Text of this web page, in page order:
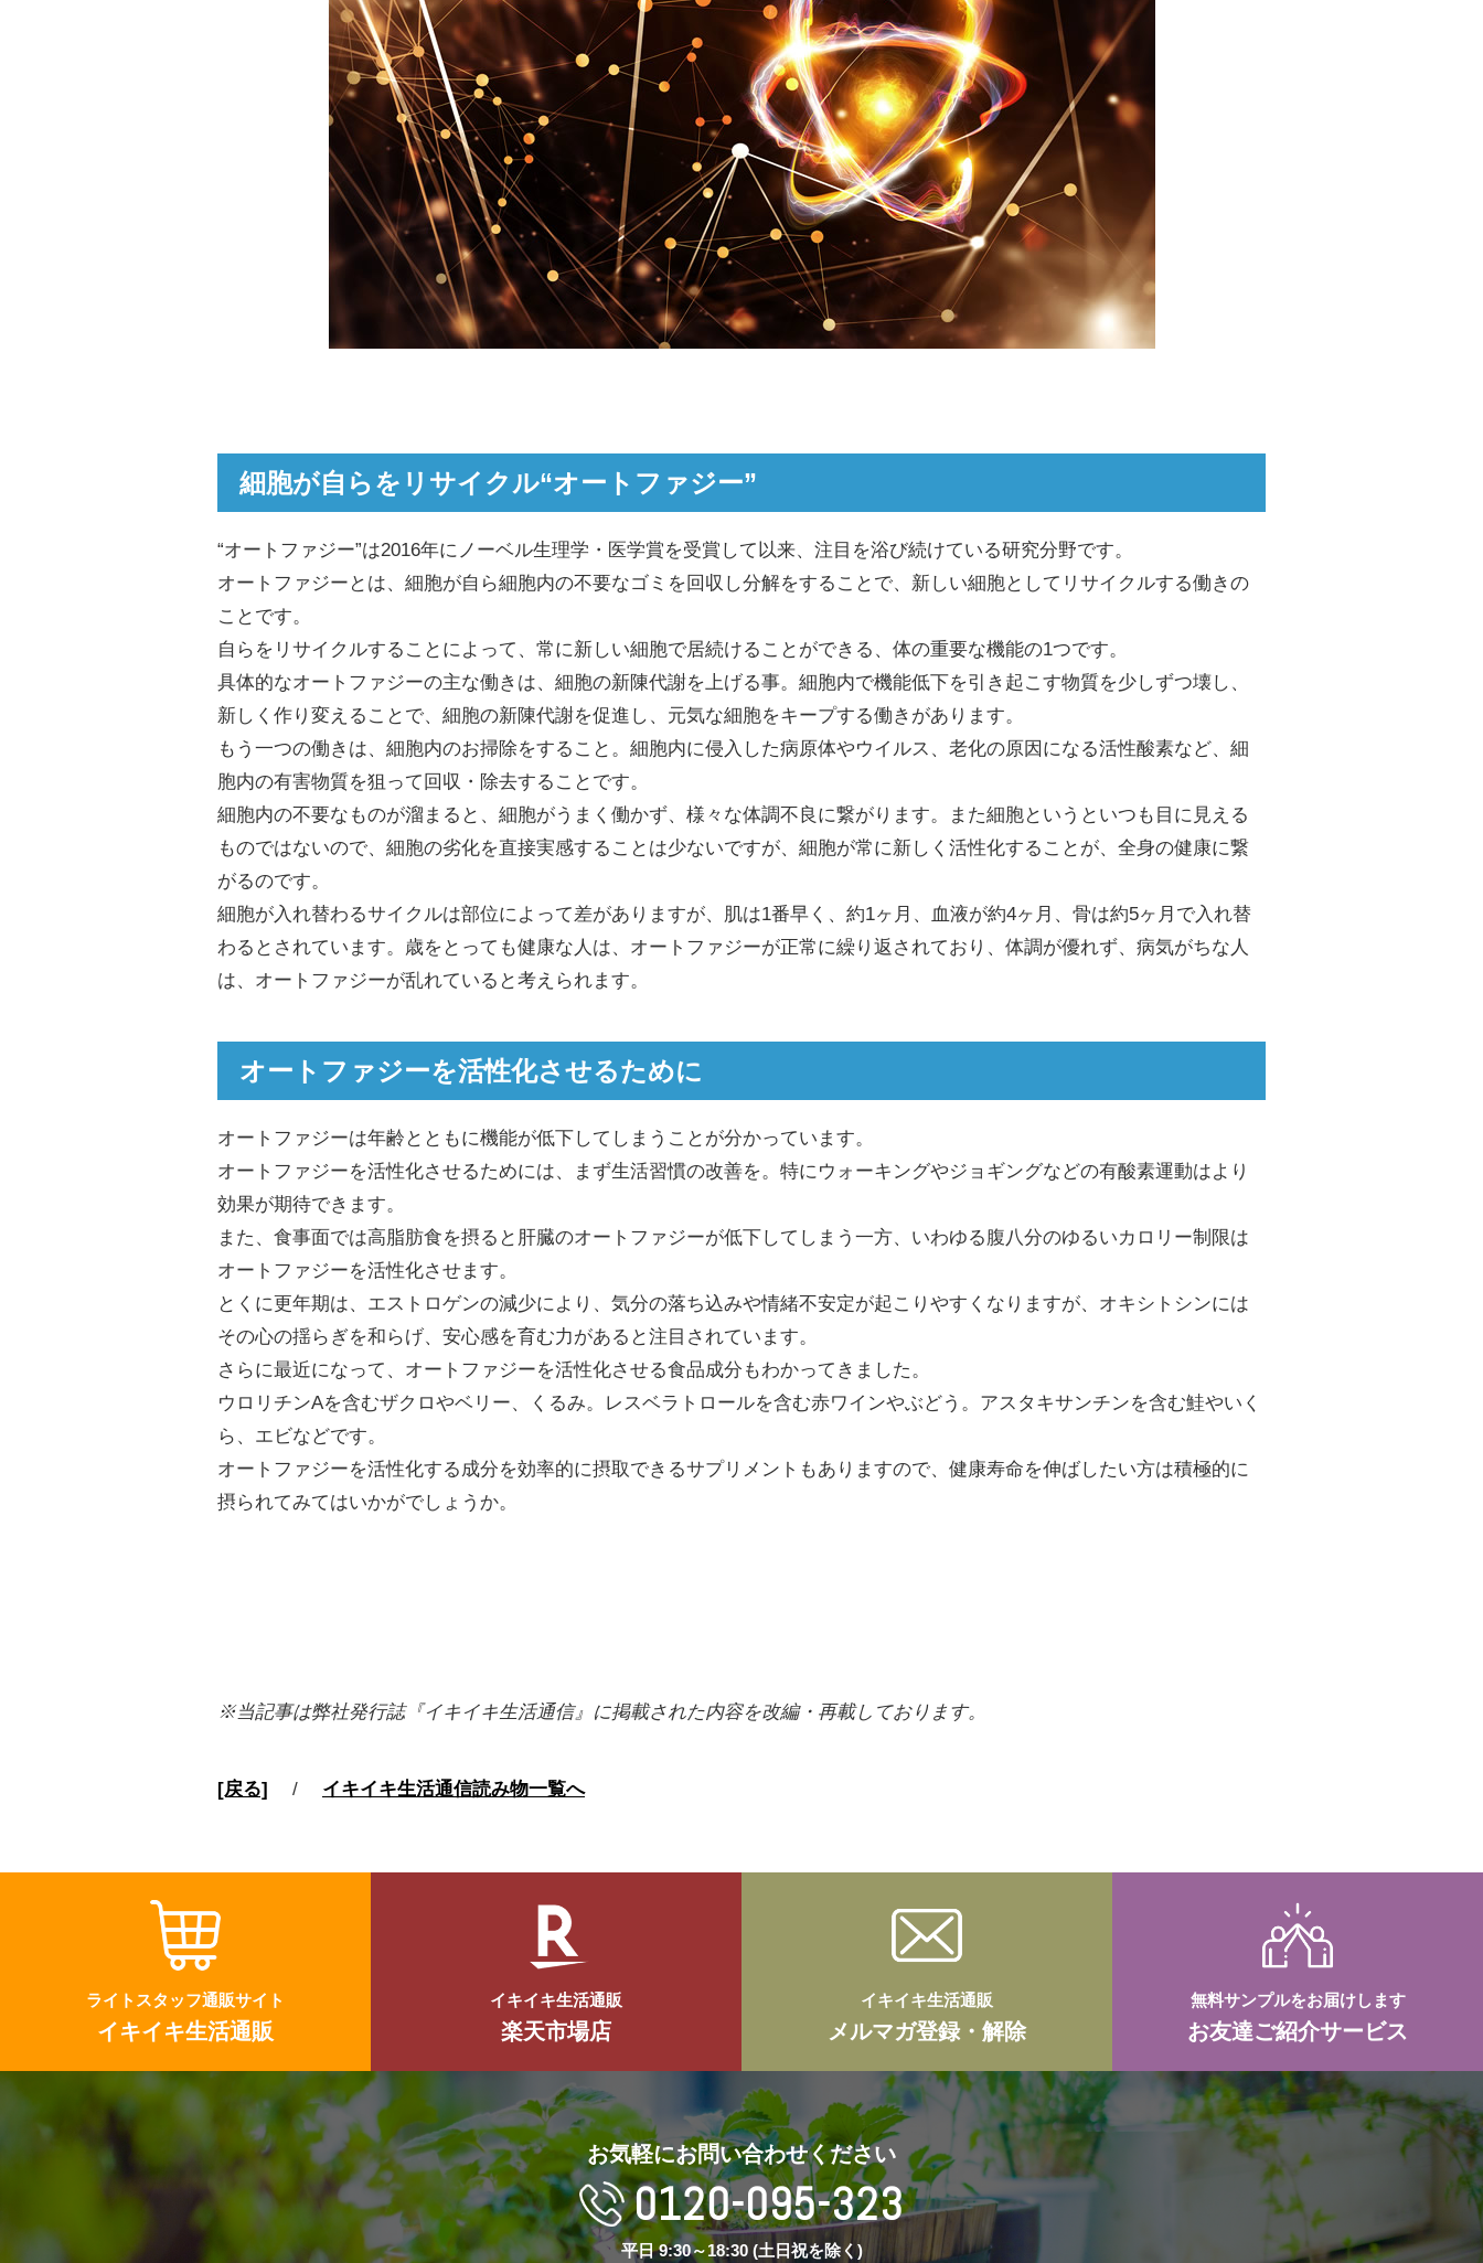
細胞が自らをリサイクル“オートファジー”
“オートファジー”は2016年にノーベル生理学・医学賞を受賞して以来、注目を浴び続けている研究分野です。
オートファジーとは、細胞が自ら細胞内の不要なゴミを回収し分解をすることで、新しい細胞としてリサイクルする働きの
ことです。
自らをリサイクルすることによって、常に新しい細胞で居続けることができる、体の重要な機能の1つです。
具体的なオートファジーの主な働きは、細胞の新陳代謝を上げる事。細胞内で機能低下を引き起こす物質を少しずつ壊し、
新しく作り変えることで、細胞の新陳代謝を促進し、元気な細胞をキープする働きがあります。
もう一つの働きは、細胞内のお掃除をすること。細胞内に侵入した病原体やウイルス、老化の原因になる活性酸素など、細
胞内の有害物質を狙って回収・除去することです。
細胞内の不要なものが溜まると、細胞がうまく働かず、様々な体調不良に繋がります。また細胞というといつも目に見える
ものではないので、細胞の劣化を直接実感することは少ないですが、細胞が常に新しく活性化することが、全身の健康に繋
がるのです。
細胞が入れ替わるサイクルは部位によって差がありますが、肌は1番早く、約1ヶ月、血液が約4ヶ月、骨は約5ヶ月で入れ替
わるとされています。歳をとっても健康な人は、オートファジーが正常に繰り返されており、体調が優れず、病気がちな人
は、オートファジーが乱れていると考えられます。
オートファジーを活性化させるために
オートファジーは年齢とともに機能が低下してしまうことが分かっています。
オートファジーを活性化させるためには、まず生活習慣の改善を。特にウォーキングやジョギングなどの有酸素運動はより
効果が期待できます。
また、食事面では高脂肪食を摂ると肝臓のオートファジーが低下してしまう一方、いわゆる腹八分のゆるいカロリー制限は
オートファジーを活性化させます。
とくに更年期は、エストロゲンの減少により、気分の落ち込みや情緒不安定が起こりやすくなりますが、オキシトシンには
その心の揺らぎを和らげ、安心感を育む力があると注目されています。
さらに最近になって、オートファジーを活性化させる食品成分もわかってきました。
ウロリチンAを含むザクロやベリー、くるみ。レスベラトロールを含む赤ワインやぶどう。アスタキサンチンを含む鮭やいく
ら、エビなどです。
オートファジーを活性化する成分を効率的に摂取できるサプリメントもありますので、健康寿命を伸ばしたい方は積極的に
摂られてみてはいかがでしょうか。
※当記事は弊社発行誌『イキイキ生活通信』に掲載された内容を改編・再載しております。
[戻る] / イキイキ生活通信読み物一覧へ
ライトスタッフ通販サイト
イキイキ生活通販
イキイキ生活通販
楽天市場店
イキイキ生活通販
メルマガ登録・解除
無料サンプルをお届けします
お友達ご紹介サービス
お気軽にお問い合わせください
0120-095-323
平日 9:30～18:30 (土日祝を除く)